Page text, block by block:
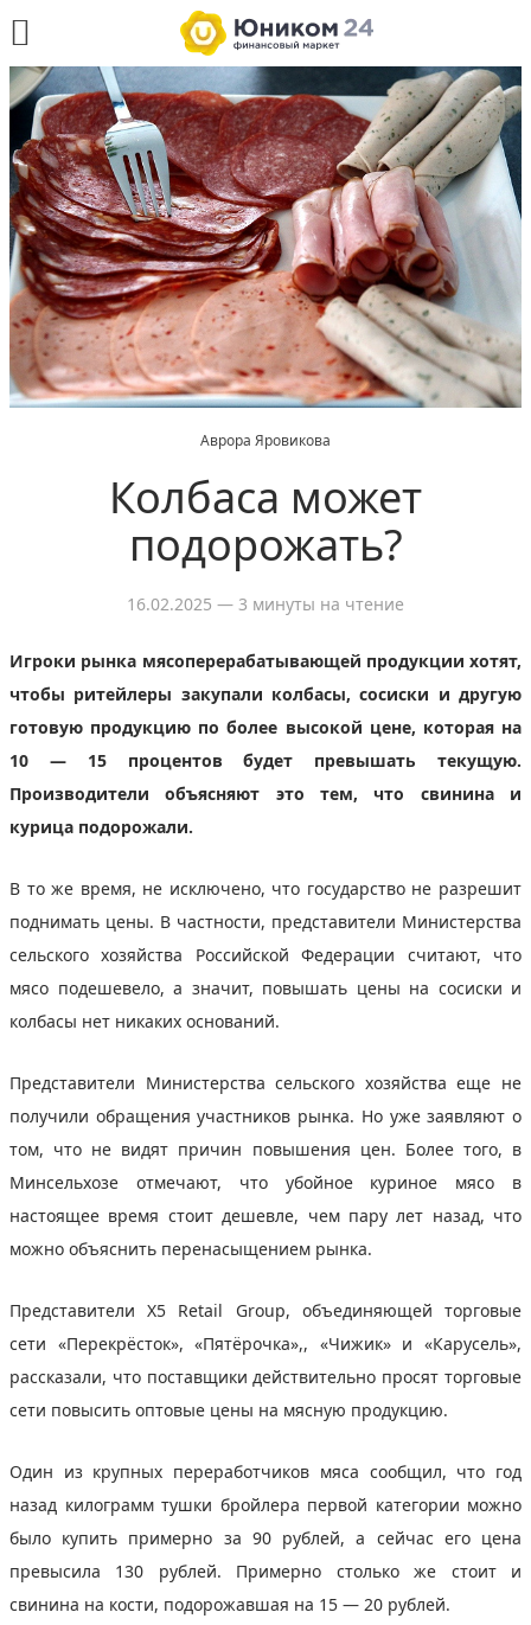
Аврора Яровикова
Колбаса может
подорожать?
16.02.2025 — 3 минуты на чтение
Игроки рынка мясоперерабатывающей продукции хотят,
чтобы ритейлеры закупали колбасы, сосиски и другую
готовую продукцию по более высокой цене, которая на
10 — 15 процентов будет превышать текущую.
Производители объясняют это тем, что свинина и
курица подорожали.
В то же время, не исключено, что государство не разрешит
поднимать цены. В частности, представители Министерства
сельского хозяйства Российской Федерации считают, что
мясо подешевело, а значит, повышать цены на сосиски и
колбасы нет никаких оснований.
Представители Министерства сельского хозяйства еще не
получили обращения участников рынка. Но уже заявляют о
том, что не видят причин повышения цен. Более того, в
Минсельхозе отмечают, что убойное куриное мясо в
настоящее время стоит дешевле, чем пару лет назад, что
можно объяснить перенасыщением рынка.
Представители X5 Retail Group, объединяющей торговые
сети «Перекрёсток», «Пятёрочка»,, «Чижик» и «Карусель»,
рассказали, что поставщики действительно просят торговые
сети повысить оптовые цены на мясную продукцию.
Один из крупных переработчиков мяса сообщил, что год
назад килограмм тушки бройлера первой категории можно
было купить примерно за 90 рублей, а сейчас его цена
превысила 130 рублей. Примерно столько же стоит и
свинина на кости, подорожавшая на 15 — 20 рублей.